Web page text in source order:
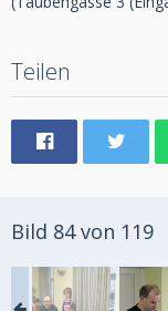
Teilen
Bild 84 von 119